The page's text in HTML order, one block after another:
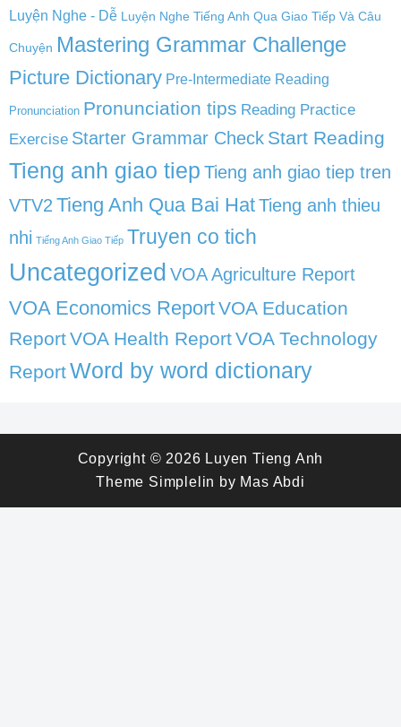
Luyện Nghe - Dễ Luyện Nghe Tiếng Anh Qua Giao Tiếp Và Câu
Chuyện Mastering Grammar Challenge
Picture Dictionary Pre-Intermediate Reading
Pronunciation Pronunciation tips Reading Practice
Exercise Starter Grammar Check Start Reading
Tieng anh giao tiep Tieng anh giao tiep tren
VTV2 Tieng Anh Qua Bai HatTieng anh thieu
nhi Tiếng Anh Giao Tiếp Truyen co tich
Uncategorized VOA Agriculture Report
VOA Economics ReportVOA Education
ReportVOA Health ReportVOA Technology
ReportWord by word dictionary
Copyright © 2026 Luyen Tieng Anh
Theme Simplelin by Mas Abdi